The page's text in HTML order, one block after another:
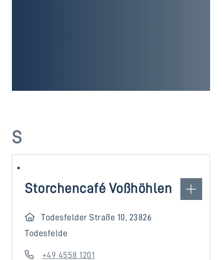
S
Storchencafé Voßhöhlen
Todesfelder Straße 10, 23826
Todesfelde
+49 4558 1201